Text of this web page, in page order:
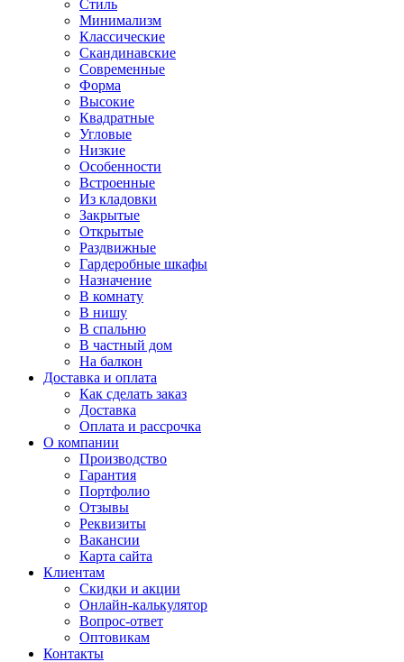
Стиль
Минимализм
Классические
Скандинавские
Современные
Форма
Высокие
Квадратные
Угловые
Низкие
Особенности
Встроенные
Из кладовки
Закрытые
Открытые
Раздвижные
Гардеробные шкафы
Назначение
В комнату
В нишу
В спальню
В частный дом
На балкон
Доставка и оплата
Как сделать заказ
Доставка
Оплата и рассрочка
О компании
Производство
Гарантия
Портфолио
Отзывы
Реквизиты
Вакансии
Карта сайта
Клиентам
Скидки и акции
Онлайн-калькулятор
Вопрос-ответ
Оптовикам
Контакты